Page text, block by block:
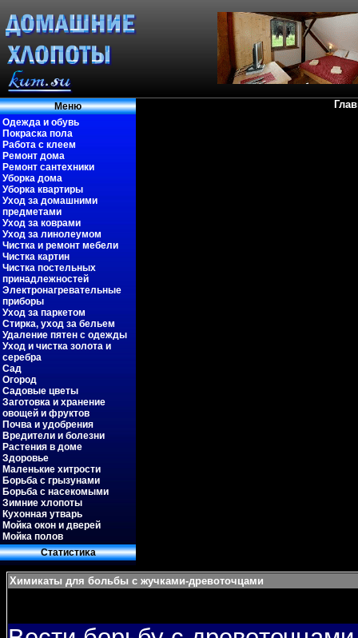
Меню
Одежда и обувь
Покраска пола
Работа с клеем
Ремонт дома
Ремонт сантехники
Уборка дома
Уборка квартиры
Уход за домашними
предметами
Уход за коврами
Уход за линолеумом
Чистка и ремонт мебели
Чистка картин
Чистка постельных
принадлежностей
Электронагревательные
приборы
Уход за паркетом
Стирка, уход за бельем
Удаление пятен с одежды
Уход и чистка золота и
серебра
Сад
Огород
Садовые цветы
Заготовка и хранение
овощей и фруктов
Почва и удобрения
Вредители и болезни
Растения в доме
Здоровье
Маленькие хитрости
Борьба с грызунами
Борьба с насекомыми
Зимние хлопоты
Кухонная утварь
Мойка окон и дверей
Мойка полов
Статистиκа
Химикаты для больбы с жучками-древоточцами